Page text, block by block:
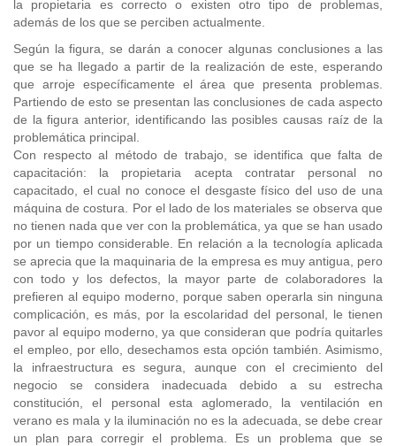
la propietaria es correcto o existen otro tipo de problemas,
además de los que se perciben actualmente.
Según la figura, se darán a conocer algunas conclusiones a las
que se ha llegado a partir de la realización de este, esperando
que arroje específicamente el área que presenta problemas.
Partiendo de esto se presentan las conclusiones de cada aspecto
de la figura anterior, identificando las posibles causas raíz de la
problemática principal.
Con respecto al método de trabajo, se identifica que falta de
capacitación: la propietaria acepta contratar personal no
capacitado, el cual no conoce el desgaste físico del uso de una
máquina de costura. Por el lado de los materiales se observa que
no tienen nada que ver con la problemática, ya que se han usado
por un tiempo considerable. En relación a la tecnología aplicada
se aprecia que la maquinaria de la empresa es muy antigua, pero
con todo y los defectos, la mayor parte de colaboradores la
prefieren al equipo moderno, porque saben operarla sin ninguna
complicación, es más, por la escolaridad del personal, le tienen
pavor al equipo moderno, ya que consideran que podría quitarles
el empleo, por ello, desechamos esta opción también. Asimismo,
la infraestructura es segura, aunque con el crecimiento del
negocio se considera inadecuada debido a su estrecha
constitución, el personal esta aglomerado, la ventilación en
verano es mala y la iluminación no es la adecuada, se debe crear
un plan para corregir el problema. Es un problema que se